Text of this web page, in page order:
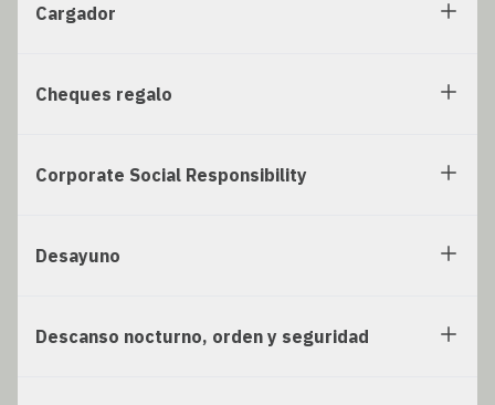
Cargador
Cheques regalo
Corporate Social Responsibility
Desayuno
Descanso nocturno, orden y seguridad